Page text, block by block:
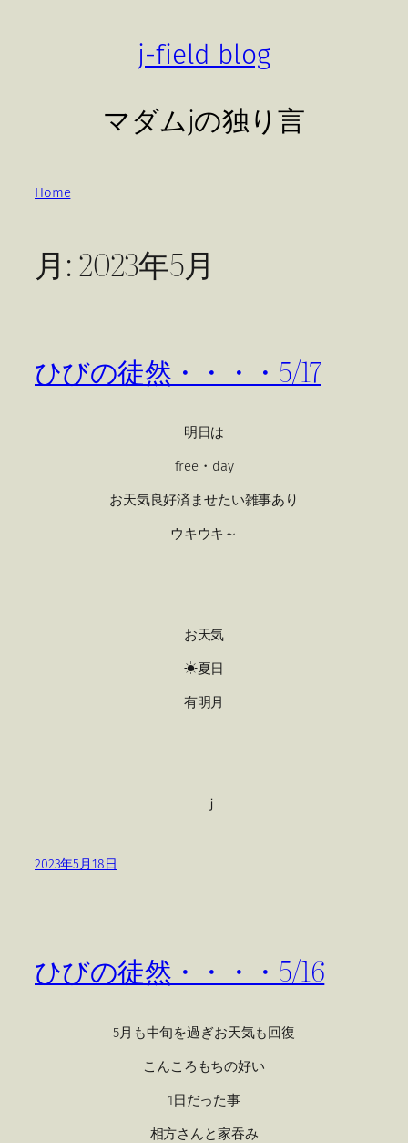
j-field blog
マダムjの独り言
Home
月:2023年5月
ひびの徒然・・・・5/17
明日は
free・day
お天気良好済ませたい雑事あり
ウキウキ～
お天気
☀夏日
有明月
ｊ
2023年5月18日
ひびの徒然・・・・5/16
5月も中旬を過ぎお天気も回復
こんころもちの好い
1日だった事
相方さんと家吞み